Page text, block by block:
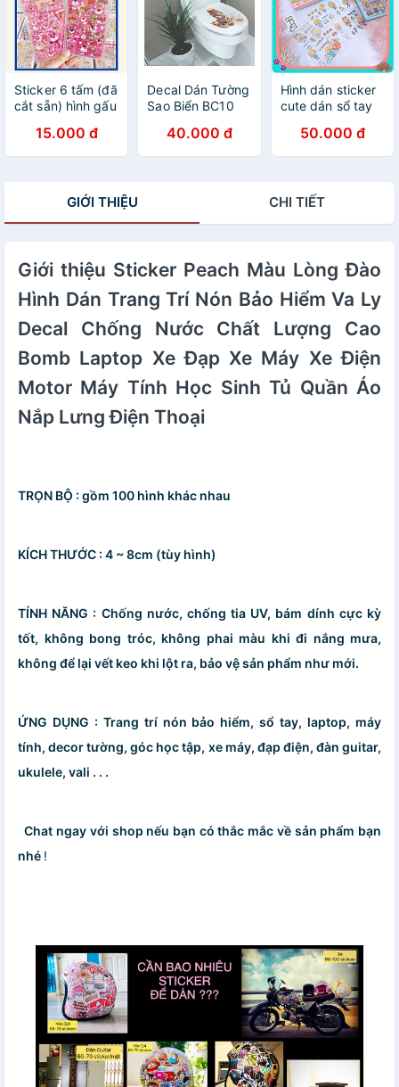
Sticker 6 tấm (đã
cắt sẵn) hình gấu
15.000 đ
Decal Dán Tường
Sao Biển BC10
40.000 đ
Hình dán sticker
cute dán sổ tay
hộp 100 tấm
stickers chống
50.000 đ
GIỚI THIỆU CHI TIẾT
Giới thiệu Sticker Peach Màu Lòng Đào
Hình Dán Trang Trí Nón Bảo Hiểm Va Ly
Decal Chống Nước Chất Lượng Cao
Bomb Laptop Xe Đạp Xe Máy Xe Điện
Motor Máy Tính Học Sinh Tủ Quần Áo
Nắp Lưng Điện Thoại
TRỌN BỘ : gồm 100 hình khác nhau
KÍCH THƯỚC : 4 ~ 8cm (tùy hình)
TÍNH NĂNG : Chống nước, chống tia UV, bám dính cực kỳ
tốt, không bong tróc, không phai màu khi đi nắng mưa,
không để lại vết keo khi lột ra, bảo vệ sản phẩm như mới.
ỨNG DỤNG : Trang trí nón bảo hiểm, sổ tay, laptop, máy
tính, decor tường, góc học tập, xe máy, đạp điện, đàn guitar,
ukulele, vali . . .
Chat ngay với shop nếu bạn có thắc mắc về sản phẩm bạn
nhé !